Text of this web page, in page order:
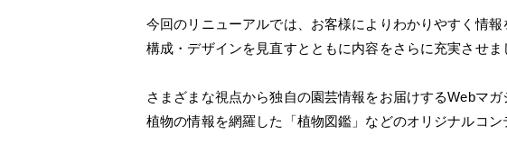
今回のリニューアルでは、お客様によりわかりやすく情報
構成・デザインを見直すとともに内容をさらに充実させま
さまざまな視点から独自の園芸情報をお届けするWebマガ
植物の情報を網羅した「植物図鑑」などのオリジナルコン